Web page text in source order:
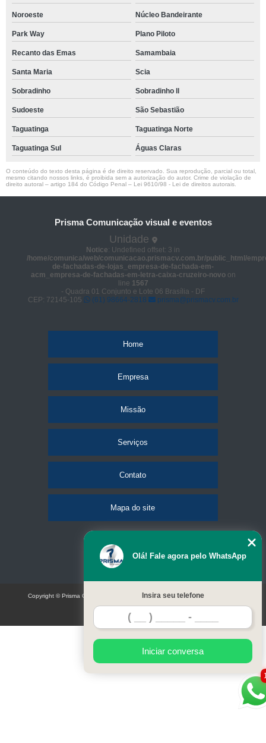
Noroeste Núcleo Bandeirante
Park Way Plano Piloto
Recanto das Emas Samambaia
Santa Maria Scia
Sobradinho Sobradinho ll
Sudoeste São Sebastião
Taguatinga Taguatinga Norte
Taguatinga Sul Águas Claras
O conteúdo do texto desta página é de direito reservado. Sua reprodução, parcial ou total,
mesmo citando nossos links, é proibida sem a autorização do autor. Crime de violação de
direito autoral – artigo 184 do Código Penal – Lei 9610/98 - Lei de direitos autorais
Prisma Comunicação visual e eventos
Unidade
Notice: Undefined offset: 3 in
/home/comunica/web/comunicacao.prismacv.com.br/public_html/
de-fachadas-de-lojas_empresa-de-fachada-em-
acm_empresa-de-fachadas-em-letra-caixa-cruzeiro-novoon
line 1567
- Quadra 01 Conjunto e Lote 06 Brasília - DF
CEP: 72145-105
(61) 98664-2818 prisma@prismacv.com.br
Home
Empresa
Missão
Serviços
Contato
Mapa do site
Olá! Fale agora pelo WhatsApp
Insira seu telefone
Iniciar conversa
Copyright © Prisma Comunicação visual e eventos (Lei 9610 de 19/02/1998)
W3C